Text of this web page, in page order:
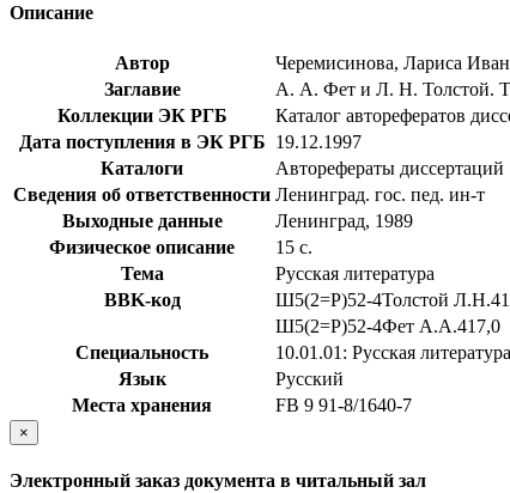
Описание
Автор
Черемисинова, Лариса
Заглавие
А. А. Фет и Л. Н. Толстой.
Коллекции ЭК РГБ
Каталог авторефератов
Дата поступления в ЭК РГБ 19.12.1997
Каталоги
Авторефераты диссертаций
Сведения об ответственности Ленинград. гос. пед. ин-т
Выходные данные
Ленинград, 1989
Физическое описание
15 с.
Тема
Русская литература
BBK-код
Ш5(2=Р)52-4Толстой
Ш5(2=Р)52-4Фет А.А.417,0
Специальность
10.01.01: Русская литература
Язык
Русский
Места хранения
FB 9 91-8/1640-7
×
Электронный заказ документа в читальный зал